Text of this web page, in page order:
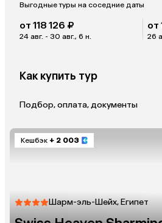
Выгодные туры на соседние даты
от 118 126 ₽
24 авг. - 30 авг., 6 н.
от
26
Как купить тур
Подбор, оплата, документы
Кешбэк + 2 003
Шарм-эль-Шейх, Египет